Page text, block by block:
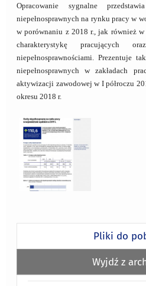
Opracowanie sygnalne
niepełnosprawnych na rynku pracy w
w porównaniu z 2018 r., jak również
charakterystykę pracujących
niepełnosprawnościami. Prezentuje
niepełnosprawnych w zakładach
aktywizacji zawodowej w I półroczu
okresu 2018 r.
Pliki do
Wyjdź z